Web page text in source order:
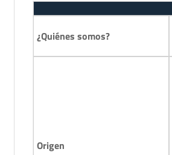
¿Quiénes somos?
Origen